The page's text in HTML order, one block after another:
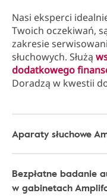
Nasi eksperci
Twoich oczekiwań,
zakresie
słuchowych. Służą
dodatkowego
Doradzą w kwestii
Aparaty słuchowe
Bezpłatne badanie
w gabinetach